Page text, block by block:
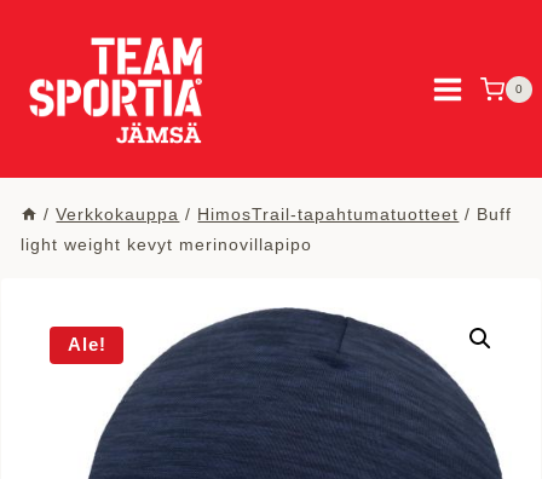
0
/ Verkkokauppa / HimosTrail-tapahtumatuotteet / Buff
light weight kevyt merinovillapipo
Ale!